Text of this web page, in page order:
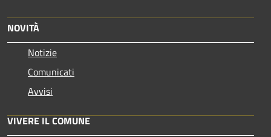
NOVITÀ
Notizie
Comunicati
Avvisi
VIVERE IL COMUNE